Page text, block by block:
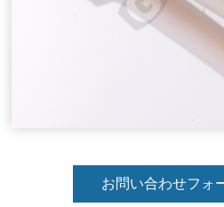
お問い合わせフォ